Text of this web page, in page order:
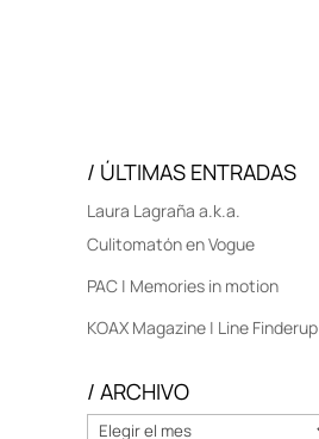
/ ÚLTIMAS ENTRADAS
Laura Lagraña a.k.a.
Culitomatón en Vogue
PAC | Memories in motion
KOAX Magazine | Line Finderup
/ ARCHIVO